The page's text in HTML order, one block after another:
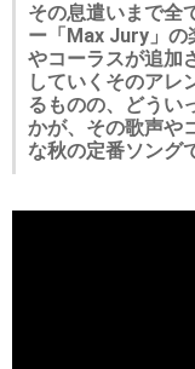
その息遣いまで全
ー「Max Jury」の
やコーラスが追加
していくそのアレ
るものの、どうい
かが、その歌声や
な秋の定番ソング